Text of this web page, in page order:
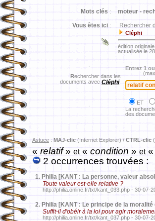
Mots clés : moteur -
Vous êtes ici : Rechercher
Cléphi
édition
actualisée le
Rechercher dans les
documents avec Cléphi
Entrez 1
ET
La
des
Astuce : MAJ-clic (Internet Explorer) / CTRL-clic
«relatif»et« condition » et«
2 occurrences trouvées :
1. Philia [KANT : La personne, valeur
Toute valeur est-elle relative ?
http://philia.online.fr/txt/kant_033.php - 30-07-
2. Philia [KANT : Le principe de la
Suffit-il d'obéir à la loi pour agir
http://philia.online.fr/txt/kant_037.php - 30-07-